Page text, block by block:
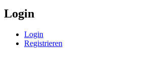
Login
Login
Registrieren